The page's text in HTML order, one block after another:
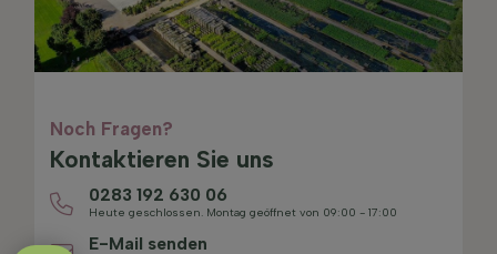
Noch Fragen?
Kontaktieren Sie uns
0283 192 630 06
Heute geschlossen. Montag geöffnet von 09:00 - 17:00
E-Mail senden